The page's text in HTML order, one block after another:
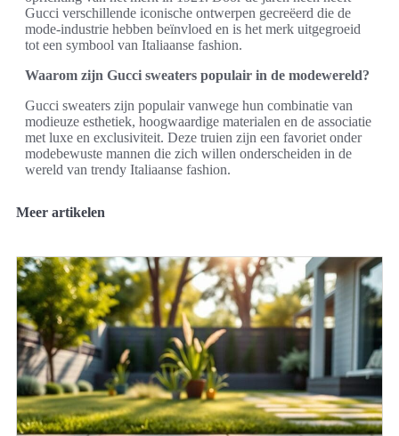
Gucci verschillende iconische ontwerpen gecreëerd die de
mode-industrie hebben beïnvloed en is het merk uitgegroeid
tot een symbool van Italiaanse fashion.
Waarom zijn Gucci sweaters populair in de modewereld?
Gucci sweaters zijn populair vanwege hun combinatie van
modieuze esthetiek, hoogwaardige materialen en de associatie
met luxe en exclusiviteit. Deze truien zijn een favoriet onder
modebewuste mannen die zich willen onderscheiden in de
wereld van trendy Italiaanse fashion.
Meer artikelen